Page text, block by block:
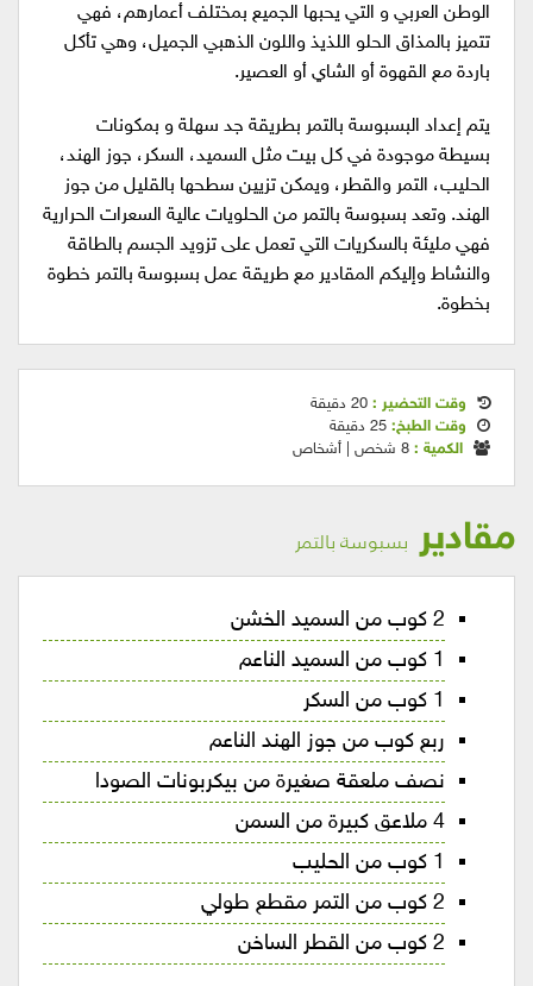
الوطن العربي و التي يحبها الجميع بمختلف أعمارهم، فهي
تتميز بالمذاق الحلو اللذيذ واللون الذهبي الجميل، وهي تأكل
باردة مع القهوة أو الشاي أو العصير.
يتم إعداد البسبوسة بالتمر بطريقة جد سهلة و بمكونات
بسيطة موجودة في كل بيت مثل السميد، السكر، جوز الهند،
الحليب، التمر والقطر، ويمكن تزيين سطحها بالقليل من جوز
الهند. وتعد بسبوسة بالتمر من الحلويات عالية السعرات الحرارية
فهي مليئة بالسكريات التي تعمل على تزويد الجسم بالطاقة
والنشاط وإليكم المقادير مع طريقة عمل بسبوسة بالتمر خطوة
بخطوة.
وقت التحضير : 20 دقيقة
وقت الطبخ: 25 دقيقة
الكمية : 8 شخص | أشخاص
مقادير بسبوسة بالتمر
2 كوب من السميد الخشن
1 كوب من السميد الناعم
1 كوب من السكر
ربع كوب من جوز الهند الناعم
نصف ملعقة صغيرة من بيكربونات الصودا
4 ملاعق كبيرة من السمن
1 كوب من الحليب
2 كوب من التمر مقطع طولي
2 كوب من القطر الساخن